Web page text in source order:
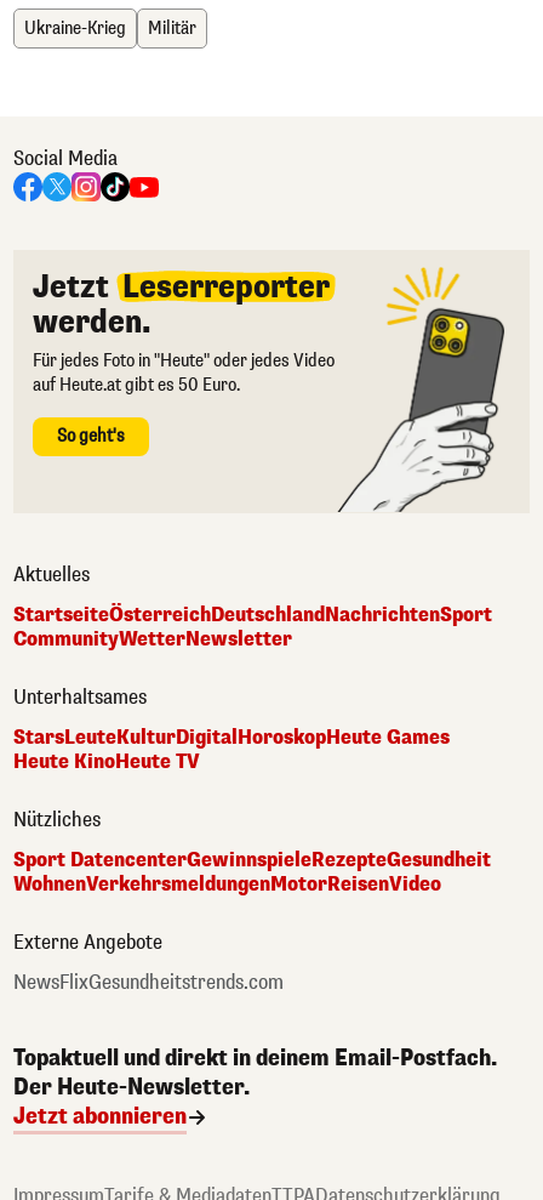
Ukraine-Krieg Militär
Social Media
Jetzt Leserreporter
werden.
Für jedes Foto in "Heute" oder jedes Video
auf Heute.at gibt es 50 Euro.
So geht's
Aktuelles
StartseiteÖsterreichDeutschlandNachrichtenSport
CommunityWetterNewsletter
Unterhaltsames
StarsLeuteKulturDigitalHoroskopHeute Games
Heute KinoHeute TV
Nützliches
Sport DatencenterGewinnspieleRezepteGesundheit
WohnenVerkehrsmeldungenMotorReisenVideo
Externe Angebote
NewsFlixGesundheitstrends.com
Topaktuell und direkt in deinem Email-Postfach.
Der Heute-Newsletter.
Jetzt abonnieren